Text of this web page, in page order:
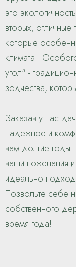
это
вторых, отличные
которые
климата.
угол" -
зодчества,
Заказав у нас
надежное и
вам долгие годы.
ваши пожелания
идеально
Позвольте себе
собственного
время года!